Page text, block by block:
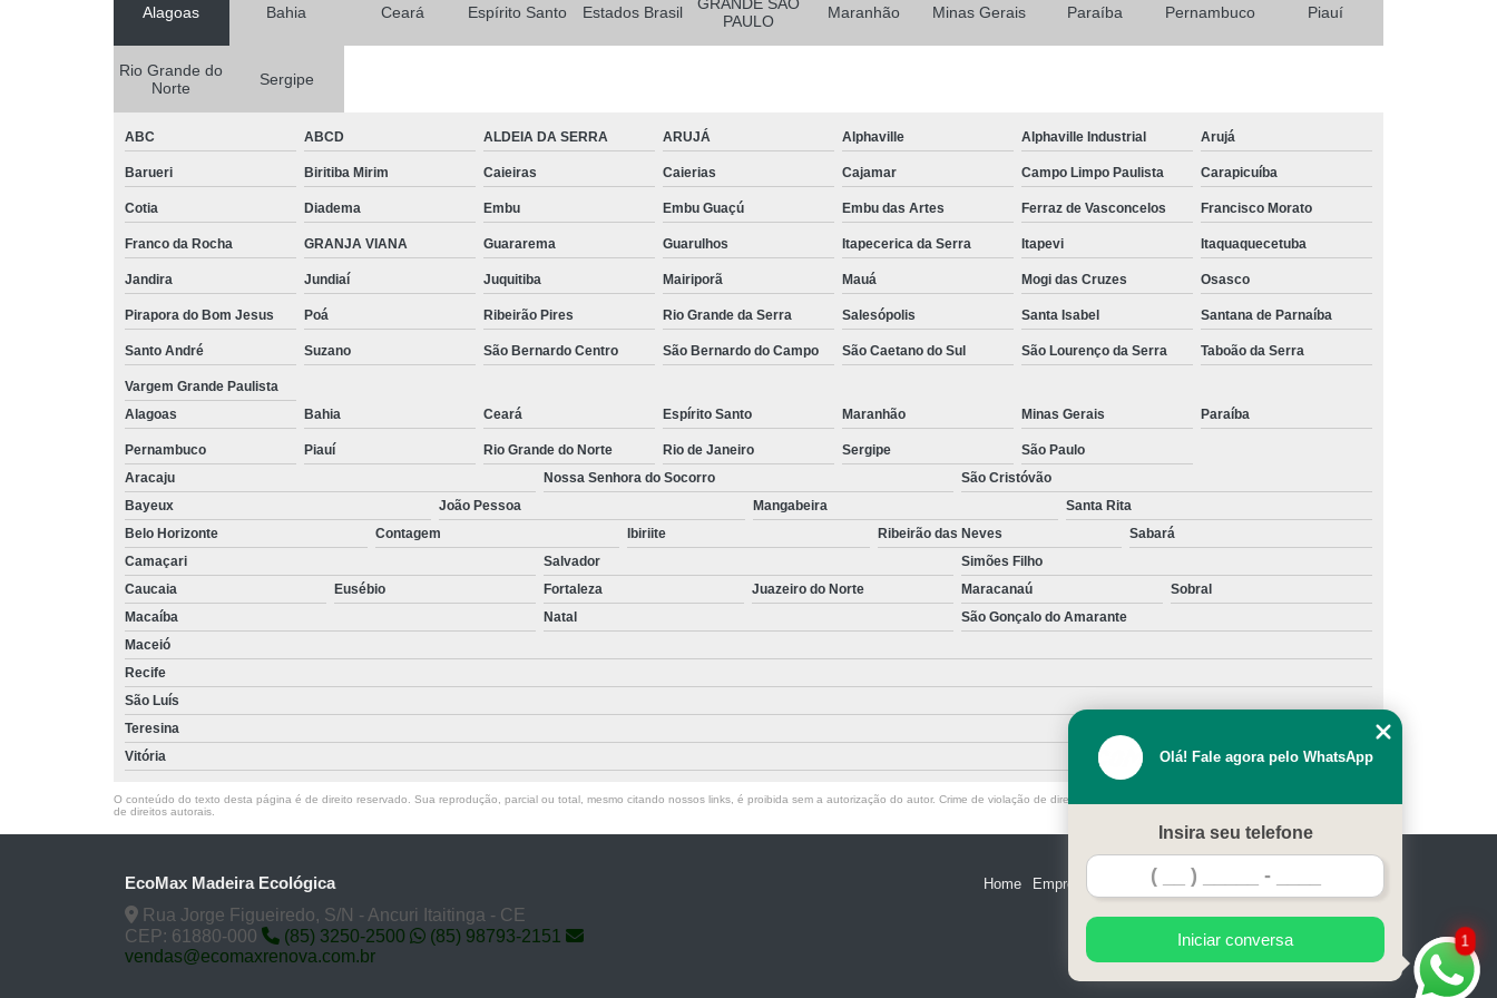
Alagoas Bahia Ceará Espírito Santo Estados Brasil
PAULO
Maranhão Minas Gerais Paraíba Pernambuco Piauí
Rio Grande do
Norte
Sergipe
ABC ABCD ALDEIA DA SERRA ARUJÁ Alphaville Alphaville Industrial Arujá
Barueri Biritiba Mirim Caieiras Caierias Cajamar Campo Limpo Paulista Carapicuíba
Cotia Diadema Embu Embu Guaçú Embu das Artes Ferraz de Vasconcelos Francisco Morato
Franco da Rocha GRANJA VIANA Guararema Guarulhos Itapecerica da Serra Itapevi Itaquaquecetuba
Jandira Jundiaí Juquitiba Mairiporã Mauá Mogi das Cruzes Osasco
Pirapora do Bom Jesus Poá Ribeirão Pires Rio Grande da Serra Salesópolis Santa Isabel Santana de Parnaíba
Santo André Suzano São Bernardo Centro São Bernardo do Campo São Caetano do Sul São Lourenço da Serra Taboão da Serra
Vargem Grande Paulista
Alagoas
Bahia Ceará Espírito Santo Maranhão Minas Gerais Paraíba
Pernambuco Piauí Rio Grande do Norte Rio de Janeiro Sergipe
São Paulo
Aracaju
Nossa Senhora do Socorro
São Cristóvão
Bayeux
João Pessoa Mangabeira
Santa Rita
Belo Horizonte
Contagem Ibiriite Ribeirão das Neves
Sabará
Camaçari
Salvador
Simões Filho
Caucaia
Eusébio Fortaleza Juazeiro do Norte Maracanaú
Sobral
Macaíba
Natal
São Gonçalo do Amarante
Maceió
Recife
São Luís
Teresina
Vitória
O conteúdo do texto desta página é de direito reservado. Sua reprodução, parcial ou total, mesmo citando nossos links, é proibida sem a autorização do autor. Crime de violação de direito autoral – artigo 184 do Código Penal –
de direitos autorais
EcoMax Madeira Ecológica
Rua Jorge Figueiredo, S/N - Ancuri Itaitinga - CE
CEP: 61880-000
(85) 3250-2500
(85) 98793-2151
vendas@ecomaxrenova.com.br
Home Empresa Serviços Contato Mapa do site
1
Olá! Fale agora pelo WhatsApp
Insira seu telefone
Iniciar conversa